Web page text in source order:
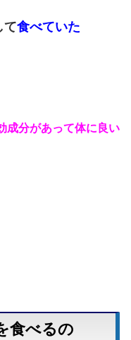
て食べていた
成分があって体に良い
食べるの